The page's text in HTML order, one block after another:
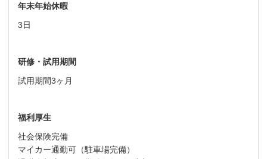
年末年始休暇
3日
研修・試用期間
試用期間3ヶ月
福利厚生
社会保険完備
マイカー通勤可（駐車場完備）